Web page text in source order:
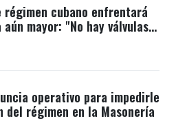
de la oposición, pero
inscritas serán
del proceso de revisión de
régimen cubano enfrentará
mayor: "No hay válvulas
operativo para impedirle
régimen en la Masonería